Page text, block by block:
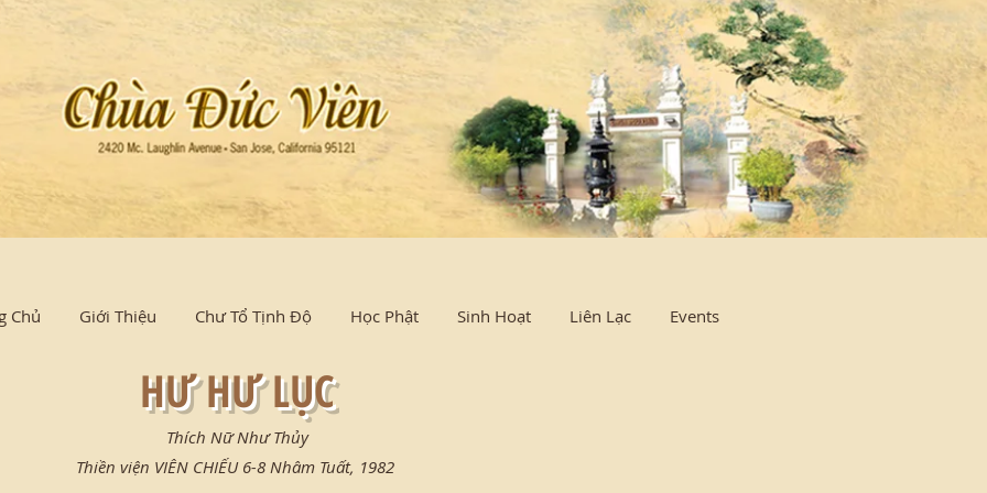
Log In
Chủ Giới Thiệu Chư Tổ Tịnh Độ Học Phật Sinh Hoạt Liên Lạc Events
Thích Nữ Như Thủy
Thiền viện VIÊN CHIẾU 6-8 Nhâm Tuất, 1982
HƯ HƯ LỤC